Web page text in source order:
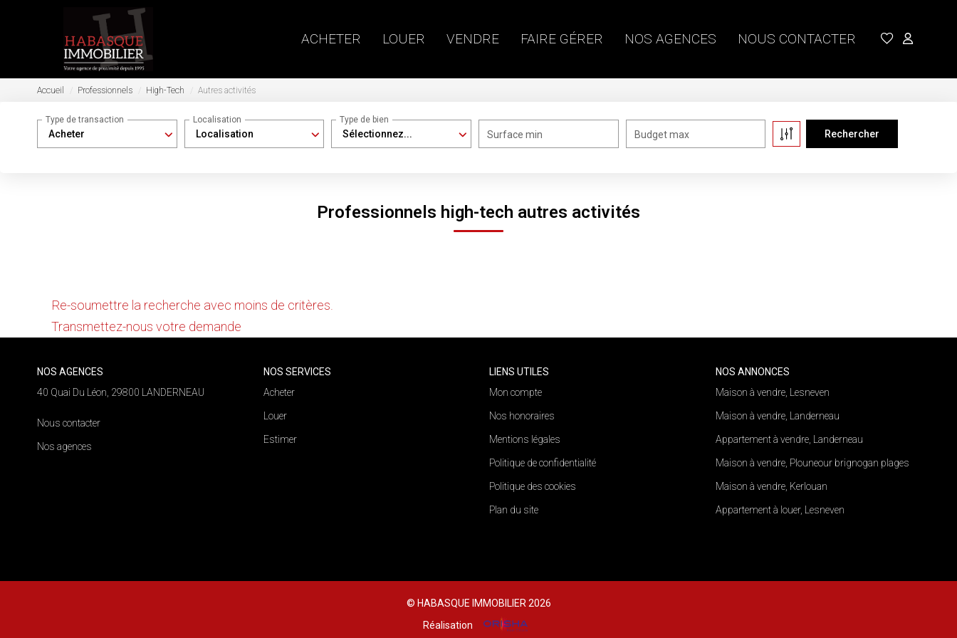
ACHETER LOUER VENDRE FAIRE GÉRER NOS AGENCES NOUS CONTACTER
Accueil Professionnels High-Tech Autres activités
Acheter
Type de transaction
Localisation
Localisation
Sélectionnez...
Type de bien
Surface min Budget max
Professionnels high-tech autres activités
Re-soumettre la recherche avec moins de critères.
Transmettez-nous votre demande
NOS AGENCES
40 Quai Du Léon, 29800 LANDERNEAU
Nous contacter
Nos agences
NOS SERVICES
Acheter
Louer
Estimer
LIENS UTILES
Mon compte
Nos honoraires
Mentions légales
Politique de confidentialité
Politique des cookies
Plan du site
NOS ANNONCES
Maison à vendre, Lesneven
Maison à vendre, Landerneau
Appartement à vendre, Landerneau
Maison à vendre, Plouneour brignogan plages
Maison à vendre, Kerlouan
Appartement à louer, Lesneven
© HABASQUE IMMOBILIER 2026
Réalisation